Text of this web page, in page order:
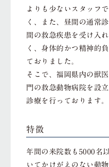
よりも少ないスタッフ
く、また、昼間の通常
間の救急疾患を受け入
く、身体的かつ精神的
ておりました。
そこで、福岡県内の獣
門の救急動物病院を設
診療を行っております。
特徴
年間の来院数も5000名
いてかけがえのない動